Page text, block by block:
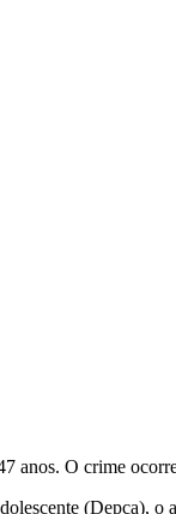
anos. O crime
(Depca),